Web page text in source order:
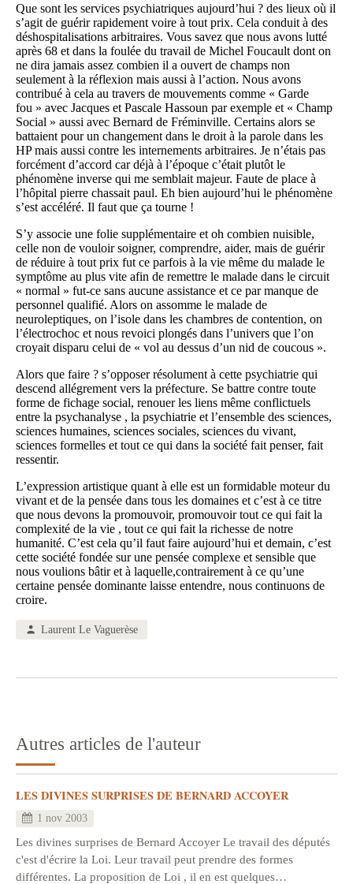
Que sont les services psychiatriques aujourd’hui ? des lieux où il
s’agit de guérir rapidement voire à tout prix. Cela conduit à des
déshospitalisations arbitraires. Vous savez que nous avons lutté
après 68 et dans la foulée du travail de Michel Foucault dont on
ne dira jamais assez combien il a ouvert de champs non
seulement à la réflexion mais aussi à l’action. Nous avons
contribué à cela au travers de mouvements comme « Garde
fou » avec Jacques et Pascale Hassoun par exemple et « Champ
Social » aussi avec Bernard de Fréminville. Certains alors se
battaient pour un changement dans le droit à la parole dans les
HP mais aussi contre les internements arbitraires. Je n’étais pas
forcément d’accord car déjà à l’époque c’était plutôt le
phénomène inverse qui me semblait majeur. Faute de place à
l’hôpital pierre chassait paul. Eh bien aujourd’hui le phénomène
s’est accéléré. Il faut que ça tourne !
S’y associe une folie supplémentaire et oh combien nuisible,
celle non de vouloir soigner, comprendre, aider, mais de guérir
de réduire à tout prix fut ce parfois à la vie même du malade le
symptôme au plus vite afin de remettre le malade dans le circuit
« normal » fut-ce sans aucune assistance et ce par manque de
personnel qualifié. Alors on assomme le malade de
neuroleptiques, on l’isole dans les chambres de contention, on
l’électrochoc et nous revoici plongés dans l’univers que l’on
croyait disparu celui de « vol au dessus d’un nid de coucous ».
Alors que faire ? s’opposer résolument à cette psychiatrie qui
descend allégrement vers la préfecture. Se battre contre toute
forme de fichage social, renouer les liens même conflictuels
entre la psychanalyse , la psychiatrie et l’ensemble des sciences,
sciences humaines, sciences sociales, sciences du vivant,
sciences formelles et tout ce qui dans la société fait penser, fait
ressentir.
L’expression artistique quant à elle est un formidable moteur du
vivant et de la pensée dans tous les domaines et c’est à ce titre
que nous devons la promouvoir, promouvoir tout ce qui fait la
complexité de la vie , tout ce qui fait la richesse de notre
humanité. C’est cela qu’il faut faire aujourd’hui et demain, c’est
cette société fondée sur une pensée complexe et sensible que
nous voulions bâtir et à laquelle,contrairement à ce qu’une
certaine pensée dominante laisse entendre, nous continuons de
croire.
Laurent Le Vaguerèse
Autres articles de l'auteur
LES DIVINES SURPRISES DE BERNARD ACCOYER
1 nov 2003
Les divines surprises de Bernard Accoyer Le travail des députés
c'est d'écrire la Loi. Leur travail peut prendre des formes
différentes. La proposition de Loi , il en est quelques…